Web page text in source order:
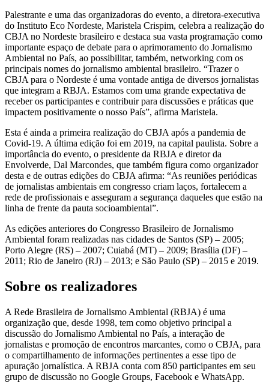
Palestrante e uma das organizadoras do evento, a diretora-executiva
do Instituto Eco Nordeste, Maristela Crispim, celebra a realização do
CBJA no Nordeste brasileiro e destaca sua vasta programação como
importante espaço de debate para o aprimoramento do Jornalismo
Ambiental no País, ao possibilitar, também, networking com os
principais nomes do jornalismo ambiental brasileiro. “Trazer o
CBJA para o Nordeste é uma vontade antiga de diversos jornalistas
que integram a RBJA. Estamos com uma grande expectativa de
receber os participantes e contribuir para discussões e práticas que
impactem positivamente o nosso País”, afirma Maristela.
Esta é ainda a primeira realização do CBJA após a pandemia de
Covid-19. A última edição foi em 2019, na capital paulista. Sobre a
importância do evento, o presidente da RBJA e diretor da
Envolverde, Dal Marcondes, que também figura como organizador
desta e de outras edições do CBJA afirma: “As reuniões periódicas
de jornalistas ambientais em congresso criam laços, fortalecem a
rede de profissionais e asseguram a segurança daqueles que estão na
linha de frente da pauta socioambiental”.
As edições anteriores do Congresso Brasileiro de Jornalismo
Ambiental foram realizadas nas cidades de Santos (SP) – 2005;
Porto Alegre (RS) – 2007; Cuiabá (MT) – 2009; Brasília (DF) –
2011; Rio de Janeiro (RJ) – 2013; e São Paulo (SP) – 2015 e 2019.
Sobre os realizadores
A Rede Brasileira de Jornalismo Ambiental (RBJA) é uma
organização que, desde 1998, tem como objetivo principal a
discussão do Jornalismo Ambiental no País, a interação de
jornalistas e promoção de encontros marcantes, como o CBJA, para
o compartilhamento de informações pertinentes a esse tipo de
apuração jornalística. A RBJA conta com 850 participantes em seu
grupo de discussão no Google Groups, Facebook e WhatsApp.